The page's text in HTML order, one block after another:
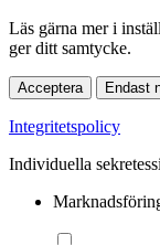
Läs gärna mer i
ger ditt samtycke.
Acceptera Endast
Integritetspolicy
Individuella